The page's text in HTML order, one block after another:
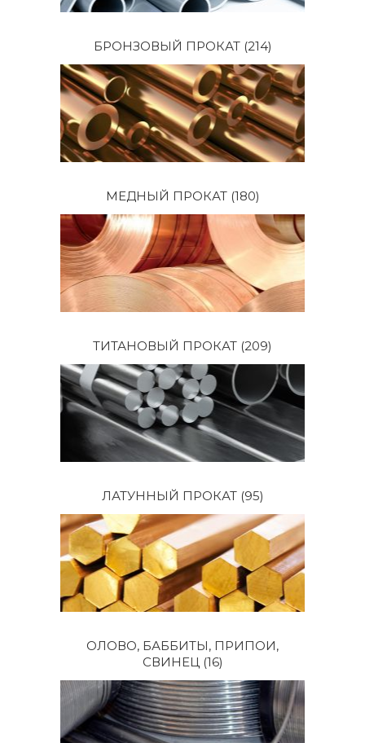
БРОНЗОВЫЙ ПРОКАТ (214)
МЕДНЫЙ ПРОКАТ (180)
ТИТАНОВЫЙ ПРОКАТ (209)
ЛАТУННЫЙ ПРОКАТ (95)
ОЛОВО, БАББИТЫ, ПРИПОИ,
СВИНЕЦ (16)